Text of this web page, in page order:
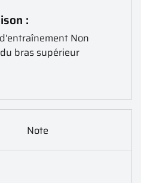
:
Non
bras supérieur
Note